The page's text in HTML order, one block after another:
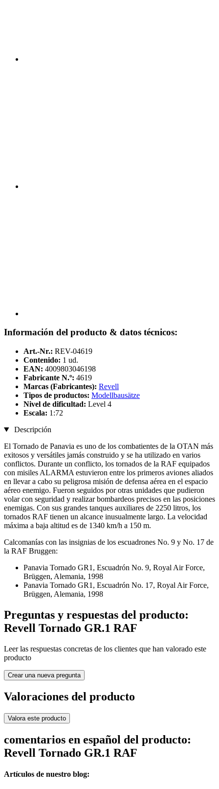
Información del producto & datos técnicos:
Art.-Nr.: REV-04619
Contenido: 1 ud.
EAN: 4009803046198
Fabricante N.º: 4619
Marcas (Fabricantes): Revell
Tipos de productos: Modellbausätze
Nivel de dificultad: Level 4
Escala: 1:72
Descripción
El Tornado de Panavia es uno de los combatientes de la OTAN más
exitosos y versátiles jamás construido y se ha utilizado en varios
conflictos. Durante un conflicto, los tornados de la RAF equipados
con misiles ALARMA estuvieron entre los primeros aviones aliados
en llevar a cabo su peligrosa misión de defensa aérea en el espacio
aéreo enemigo. Fueron seguidos por otras unidades que pudieron
volar con seguridad y realizar bombardeos precisos en las posiciones
enemigas. Con sus grandes tanques auxiliares de 2250 litros, los
tornados RAF tienen un alcance inusualmente largo. La velocidad
máxima a baja altitud es de 1340 km/h a 150 m.
Calcomanías con las insignias de los escuadrones No. 9 y No. 17 de
la RAF Bruggen:
Panavia Tornado GR1, Escuadrón No. 9, Royal Air Force,
Brüggen, Alemania, 1998
Panavia Tornado GR1, Escuadrón No. 17, Royal Air Force,
Brüggen, Alemania, 1998
Preguntas y respuestas del producto:
Revell Tornado GR.1 RAF
Leer las respuestas concretas de los clientes que han valorado este
producto
Crear una nueva pregunta
Valoraciones del producto
Valora este producto
comentarios en español del producto:
Revell Tornado GR.1 RAF
Artículos de nuestro blog: